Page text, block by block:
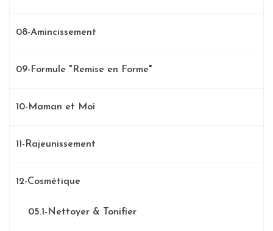
08-Amincissement
09-Formule "Remise en Forme"
10-Maman et Moi
11-Rajeunissement
12-Cosmétique
05.1-Nettoyer & Tonifier